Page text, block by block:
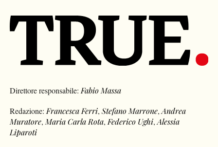
Direttore responsabile: Fabio Massa
Redazione: Francesca Ferri,Stefano Marrone,Andrea
Muratore, Maria Carla Rota, Federico Ughi,Alessia
Liparoti